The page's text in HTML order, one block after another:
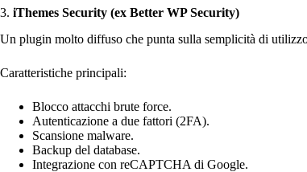
3. iThemes Security (ex Better WP Security)
Un plugin molto diffuso che punta sulla semplicità di
Caratteristiche principali:
Blocco attacchi brute force.
Autenticazione a due fattori (2FA).
Scansione malware.
Backup del database.
Integrazione con reCAPTCHA di Google.